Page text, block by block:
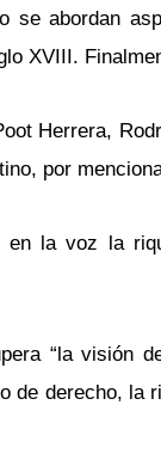
se abordan
XVIII.
Herrera,
por
la voz la
“la visión
de derecho, la